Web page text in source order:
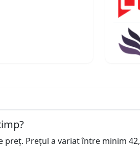
Prețul a variat între minim